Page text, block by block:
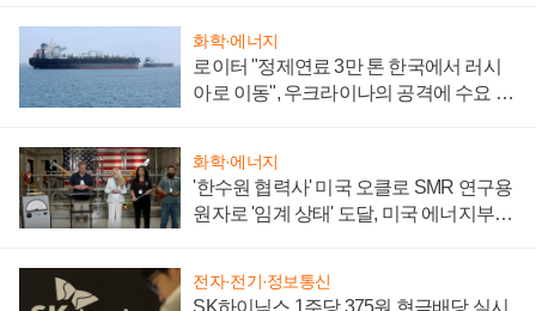
화학·에너지
로이터 "정제연료 3만 톤 한국에서 러시
아로 이동", 우크라이나의 공격에 수요 늘
화학·에너지
'한수원 협력사' 미국 오클로 SMR 연구용
원자로 '임계 상태' 도달, 미국 에너지부
전자·전기·정보통신